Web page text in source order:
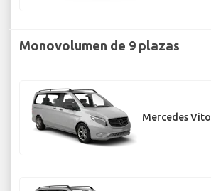
Monovolumen de 9 plazas
Mercedes Vito